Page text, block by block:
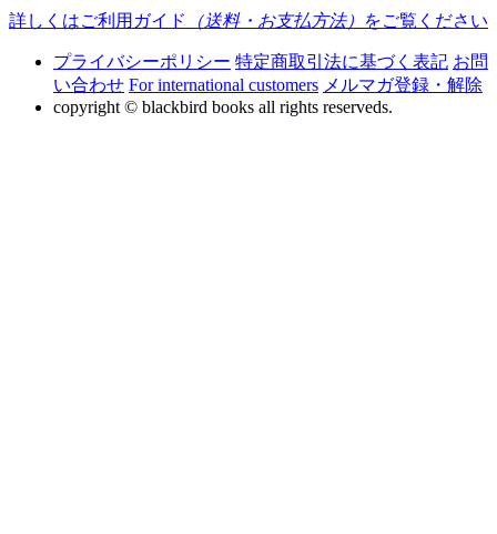
詳しくはご利用ガイド （送料・お支払方法） をご覧ください
プライバシーポリシー 特定商取引法に基づく表記 お問
い合わせ For international customers メルマガ登録・解除
copyright © blackbird books all rights reserveds.